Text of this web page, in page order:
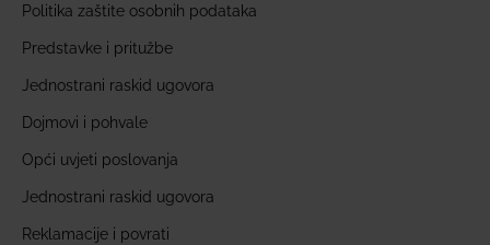
Politika zaštite osobnih podataka
Predstavke i pritužbe
Jednostrani raskid ugovora
Dojmovi i pohvale
Opći uvjeti poslovanja
Jednostrani raskid ugovora
Reklamacije i povrati